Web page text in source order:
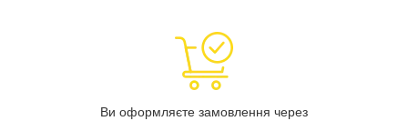
Ви оформляєте замовлення через